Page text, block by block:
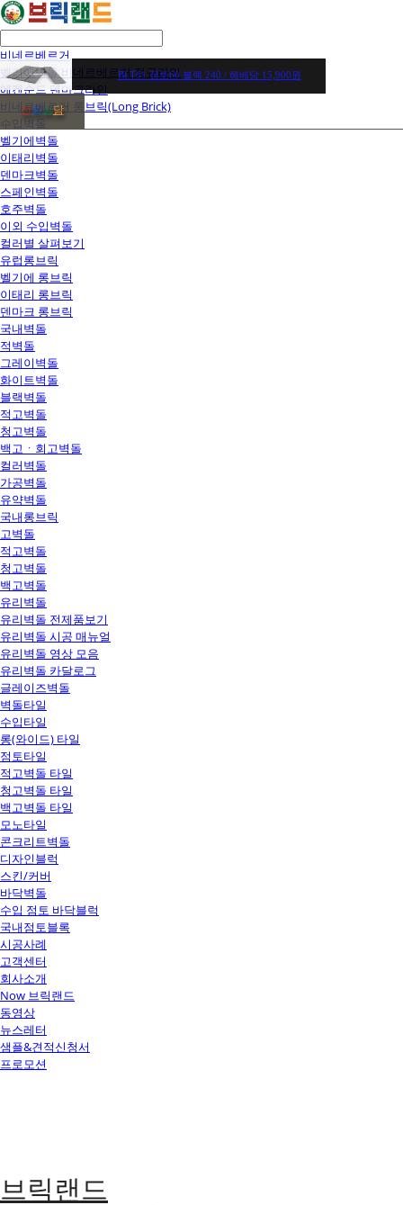
비네르베르거
벨기에벽돌 비네르베르거 정규라인
에겐순드 덴마크라인
비네르베르거 롱브릭(Long Brick)
수입벽돌
벨기에벽돌
이태리벽돌
덴마크벽돌
스페인벽돌
호주벽돌
이외 수입벽돌
컬러별 살펴보기
유럽롱브릭
벨기에 롱브릭
이태리 롱브릭
덴마크 롱브릭
국내벽돌
적벽돌
그레이벽돌
화이트벽돌
블랙벽돌
적고벽돌
청고벽돌
백고ㆍ회고벽돌
컬러벽돌
가공벽돌
유약벽돌
국내롱브릭
고벽돌
적고벽돌
청고벽돌
백고벽돌
유리벽돌
유리벽돌 전제품보기
유리벽돌 시공 매뉴얼
유리벽돌 영상 모음
유리벽돌 카달로그
글레이즈벽돌
벽돌타일
수입타일
롱(와이드) 타일
점토타일
적고벽돌 타일
청고벽돌 타일
백고벽돌 타일
모노타일
콘크리트벽돌
디자인블럭
스킨/커버
바닥벽돌
수입 점토 바닥블럭
국내점토블록
시공사례
고객센터
회사소개
Now 브릭랜드
동영상
뉴스레터
샘플&견적신청서
프로모션
브릭랜드
BLT01 점토60 블랙 240 / 헤베당 15,900원
전화상담